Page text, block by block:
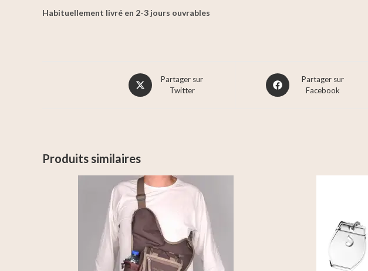
Habituellement livré en 2-3 jours ouvrables
Partager sur
Twitter
Partager sur
Facebook
Produits similaires